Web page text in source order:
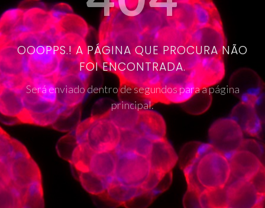
OOOPPS.! A PÁGINA QUE PROCURA NÃO
FOI ENCONTRADA.
Será enviado dentro de segundos para a página
principal.